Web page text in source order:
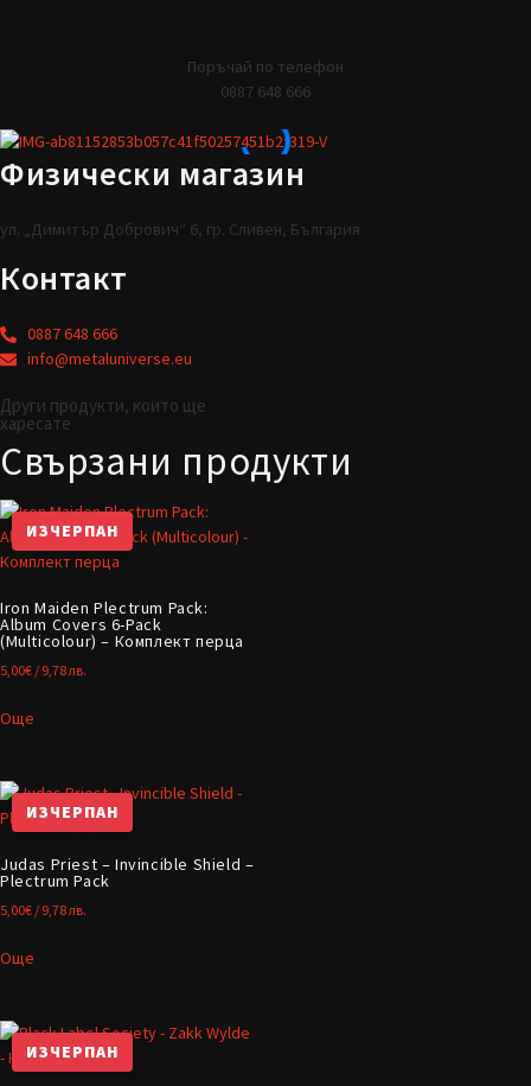
Поръчай по телефон
0887 648 666
Физически магазин
ул. „Димитър Добрович“ 6, гр. Сливен, България
Контакт
0887 648 666
info@metaluniverse.eu
Други продукти, които ще
харесате
Свързани продукти
ИЗЧЕРПАН
Iron Maiden Plectrum Pack:
Album Covers 6-Pack
(Multicolour) – Комплект перца
5,00€ / 9,78 лв.
Още
ИЗЧЕРПАН
Judas Priest – Invincible Shield –
Plectrum Pack
5,00€ / 9,78 лв.
Още
ИЗЧЕРПАН